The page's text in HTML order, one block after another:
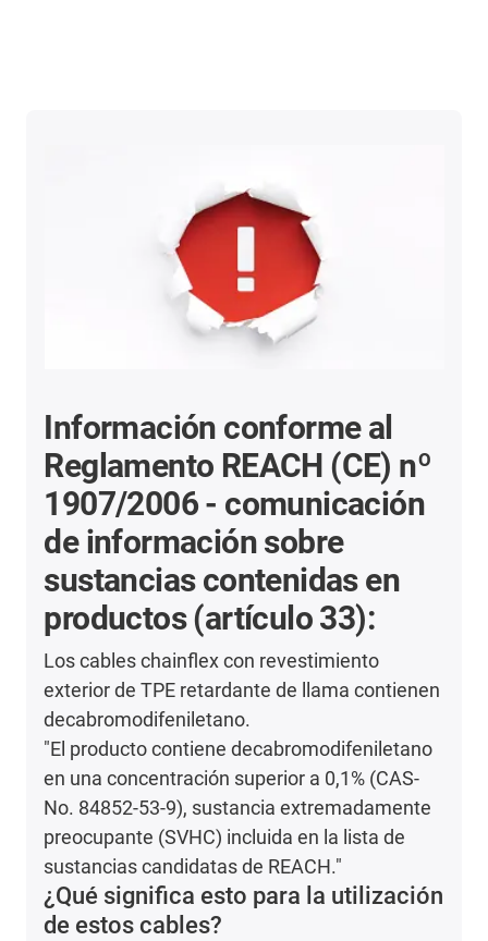
Información conforme al
Reglamento REACH (CE) nº
1907/2006 - comunicación
de información sobre
sustancias contenidas en
productos (artículo 33):
Los cables chainflex con revestimiento
exterior de TPE retardante de llama contienen
decabromodifeniletano.
"El producto contiene decabromodifeniletano
en una concentración superior a 0,1% (CAS-
No. 84852-53-9), sustancia extremadamente
preocupante (SVHC) incluida en la lista de
sustancias candidatas de REACH."
¿Qué significa esto para la utilización
de estos cables?